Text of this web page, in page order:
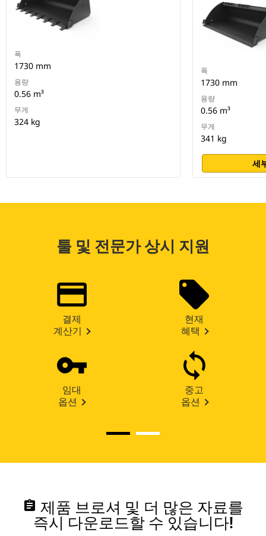
폭
1730 mm
용량
0.56 m³
무게
324 kg
폭
1730 mm
용량
0.56 m³
무게
341 kg
세
툴 및 전문가 상시 지원
결제
계산기
현재
혜택
임대
옵션
중고
옵션
assignment 제품 브로셔 및 더 많은 자료를
즉시 다운로드할 수 있습니다!